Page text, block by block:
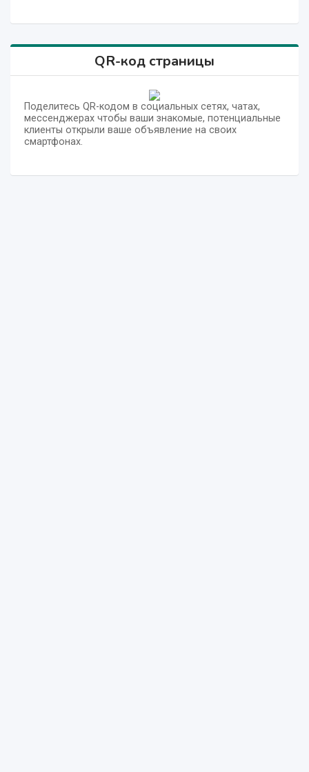
QR-код страницы
Поделитесь QR-кодом в социальных сетях, чатах,
мессенджерах чтобы ваши знакомые, потенциальные
клиенты открыли ваше объявление на своих
смартфонах.